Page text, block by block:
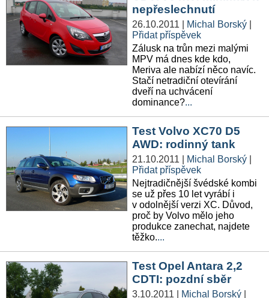
nepřeslechnutí
26.10.2011 Michal Borský
Přidat příspěvek
Zálusk na trůn mezi malými
MPV má dnes kde kdo,
Meriva ale nabízí něco navíc.
Stačí netradiční otevírání
dveří na uchvácení
dominance?...
Test Volvo XC70 D5
AWD: rodinný tank
21.10.2011 Michal Borský
Přidat příspěvek
Nejtradičnější švédské kombi
se už přes 10 let vyrábí i
v odolnější verzi XC. Důvod,
proč by Volvo mělo jeho
produkce zanechat, najdete
těžko....
Test Opel Antara 2,2
CDTI: pozdní sběr
3.10.2011 Michal Borský